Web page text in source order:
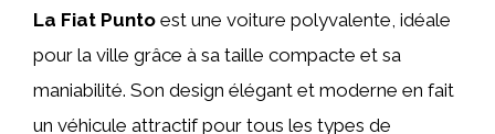
La Fiat Punto est une voiture polyvalente, idéale
pour la ville grâce à sa taille compacte et sa
maniabilité. Son design élégant et moderne en fait
un véhicule attractif pour tous les types de